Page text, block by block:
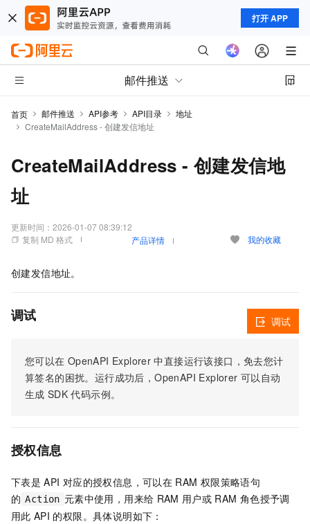
打开 APP
邮件推送
首页 邮件推送 API参考 API目录
地址
CreateMailAddress - 创建发信地址
CreateMailAddress - 创建发信地
址
更新时间： 2026-01-07 08:39:12
复制 MD 格式
产品详情 我的收藏
创建发信地址。
调试
您可以在 OpenAPI Explorer 中直接运行该接口，免去您计
算签名的困扰。运行成功后，OpenAPI Explorer 可以自动
生成 SDK 代码示例。
调试
授权信息
下表是 API 对应的授权信息，可以在 RAM 权限策略语句
的 Action 元素中使用，用来给 RAM 用户或 RAM 角色授予调
用此 API 的权限。具体说明如下：